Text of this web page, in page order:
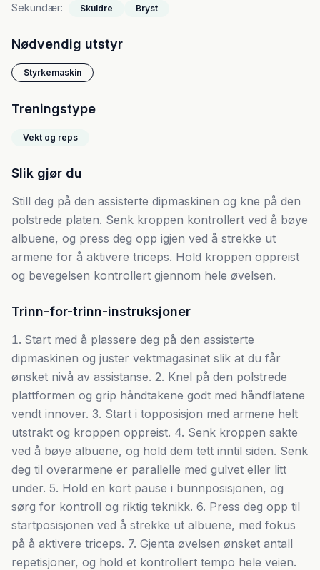
Sekundær: Skuldre Bryst
Nødvendig utstyr
Styrkemaskin
Treningstype
Vekt og reps
Slik gjør du
Still deg på den assisterte dipmaskinen og kne på den
polstrede platen. Senk kroppen kontrollert ved å bøye
albuene, og press deg opp igjen ved å strekke ut
armene for å aktivere triceps. Hold kroppen oppreist
og bevegelsen kontrollert gjennom hele øvelsen.
Trinn-for-trinn-instruksjoner
Start med å plassere deg på den assisterte
dipmaskinen og juster vektmagasinet slik at du får
ønsket nivå av assistanse. 2. Knel på den polstrede
plattformen og grip håndtakene godt med håndflatene
vendt innover. 3. Start i topposisjon med armene helt
utstrakt og kroppen oppreist. 4. Senk kroppen sakte
ved å bøye albuene, og hold dem tett inntil siden. Senk
deg til overarmene er parallelle med gulvet eller litt
under. 5. Hold en kort pause i bunnposisjonen, og
sørg for kontroll og riktig teknikk. 6. Press deg opp til
startposisjonen ved å strekke ut albuene, med fokus
på å aktivere triceps. 7. Gjenta øvelsen ønsket antall
repetisjoner, og hold et kontrollert tempo hele veien.